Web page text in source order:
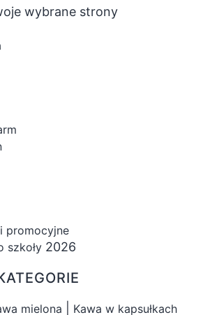
wybrane strony
promocyjne
szkoły 2026
mielona
Kawa w kapsułkach